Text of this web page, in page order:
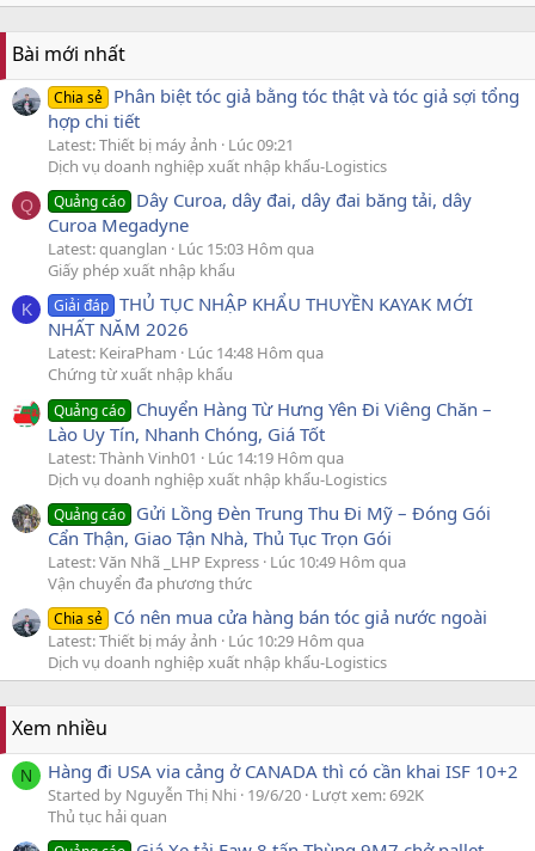
Bài mới nhất
Chia sẻ Phân biệt tóc giả bằng tóc thật và tóc giả sợi tổng
hợp chi tiết
Latest: Thiết bị máy ảnh
Lúc 09:21
Dịch vụ doanh nghiệp xuất nhập khẩu-Logistics
Q Quảng cáo Dây Curoa, dây đai, dây đai băng tải, dây
Curoa Megadyne
Latest: quanglan
Lúc 15:03 Hôm qua
Giấy phép xuất nhập khẩu
K Giải đáp THỦ TỤC NHẬP KHẨU THUYỀN KAYAK MỚI
NHẤT NĂM 2026
Latest: KeiraPham
Lúc 14:48 Hôm qua
Chứng từ xuất nhập khẩu
Quảng cáo Chuyển Hàng Từ Hưng Yên Đi Viêng Chăn –
Lào Uy Tín, Nhanh Chóng, Giá Tốt
Latest: Thành Vinh01
Lúc 14:19 Hôm qua
Dịch vụ doanh nghiệp xuất nhập khẩu-Logistics
Quảng cáo Gửi Lồng Đèn Trung Thu Đi Mỹ – Đóng Gói
Cẩn Thận, Giao Tận Nhà, Thủ Tục Trọn Gói
Latest: Văn Nhã _LHP Express Lúc 10:49 Hôm qua
Vận chuyển đa phương thức
Chia sẻ Có nên mua cửa hàng bán tóc giả nước ngoài
Latest: Thiết bị máy ảnh
Lúc 10:29 Hôm qua
Dịch vụ doanh nghiệp xuất nhập khẩu-Logistics
Xem nhiều
N Hàng đi USA via cảng ở CANADA thì có cần khai ISF 10+2
Started by Nguyễn Thị Nhi 19/6/20 Lượt xem: 692K
Thủ tục hải quan